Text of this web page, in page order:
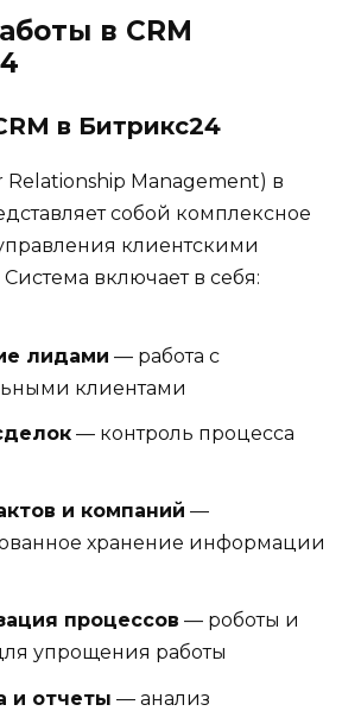
в CRM
в Битрикс24
Relationship Management) в
собой комплексное
клиентскими
включает в себя:
лидами — работа с
клиентами
— контроль процесса
и компаний —
хранение информации
процессов — роботы и
упрощения работы
и отчеты — анализ